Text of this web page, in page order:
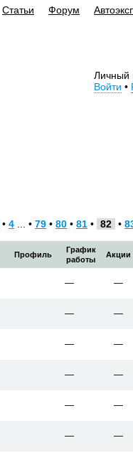
Статьи Форум
Личный
Войти •
• 4 ... • 79 • 80 • 81 • 82 •
Профиль
График
работы
Акции
— —
— —
— —
— —
— —
— —